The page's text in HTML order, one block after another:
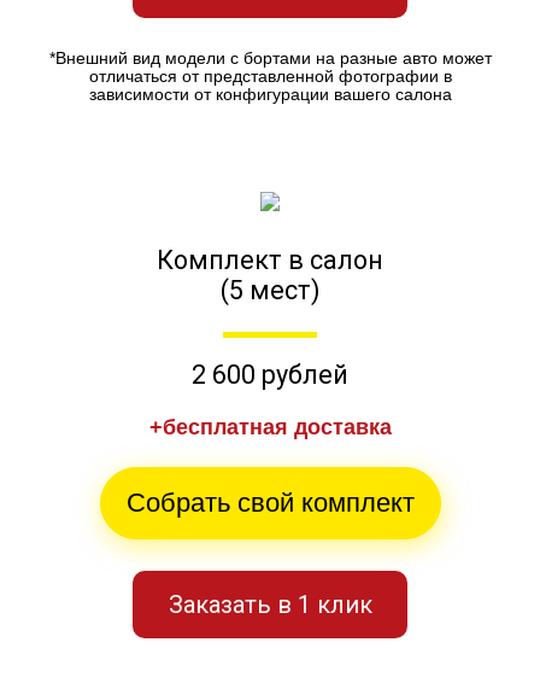
*Внешний вид модели с бортами на разные авто может
отличаться от представленной фотографии в
зависимости от конфигурации вашего салона
Комплект в салон
(5 мест)
2 600 рублей
+бесплатная доставка
Собрать свой комплект
Заказать в 1 клик